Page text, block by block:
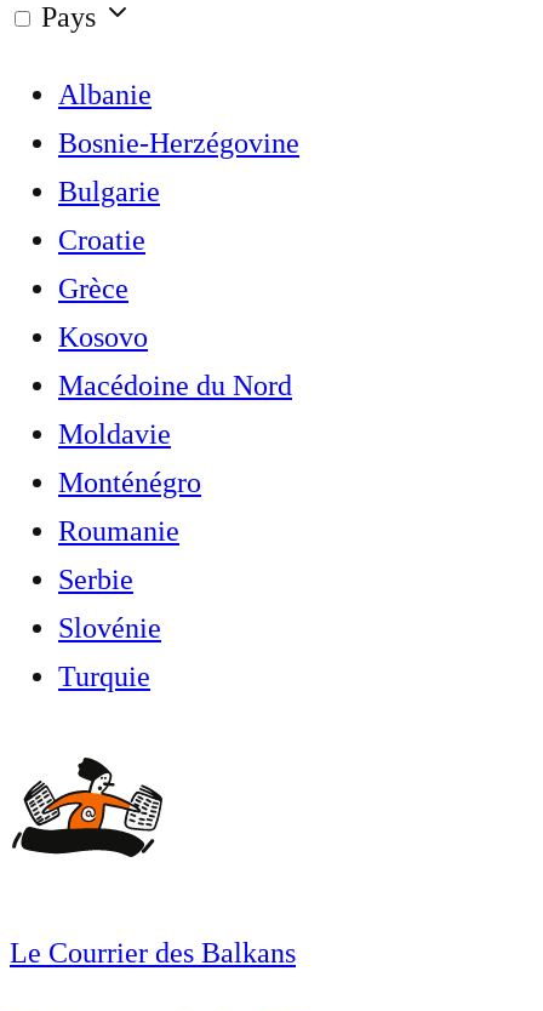
Pays
Albanie
Bosnie-Herzégovine
Bulgarie
Croatie
Grèce
Kosovo
Macédoine du Nord
Moldavie
Monténégro
Roumanie
Serbie
Slovénie
Turquie
Le Courrier des Balkans